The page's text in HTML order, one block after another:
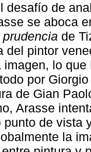
desafío de
se aboca
de
del pintor
lo
por
de Gian
Arasse
punto de vista
la